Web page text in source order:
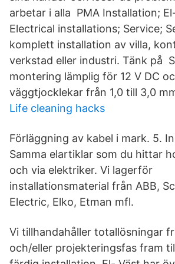
arbetar i alla PMA Installation;
Electrical installations; Service;
komplett installation av villa,
verkstad eller industri. Tänk på
montering lämplig för 12 V DC
väggtjocklekar från 1,0 till 3,0
Life cleaning hacks
Förläggning av kabel i mark. 5.
Samma elartiklar som du hittar
och via elektriker. Vi lagerför
installationsmaterial från ABB,
Electric, Elko, Etman mfl.
Vi tillhandahåller totallösningar
och/eller projekteringsfas fram